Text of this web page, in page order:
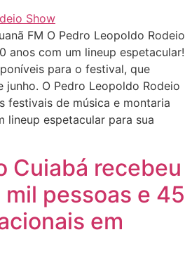
FM O Pedro Leopoldo Rodeio
anos com um lineup espetacular!
para o festival, que
junho. O Pedro Leopoldo Rodeio
festivais de música e montaria
lineup espetacular para sua
Cuiabá recebeu
pessoas e 45
em